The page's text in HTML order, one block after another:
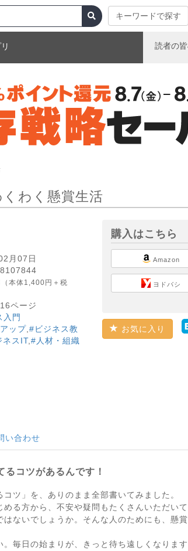
キーワードで探す
読者の
わく懸賞生活
月07日
（本体1,400円＋税
ページ
入門
ップ, #ビジネス教
ネスIT, #人材・組織
購入はこちら
Amazon
ヨドバシ
お気に入り
い合わせ
るコツがあるんです！
ツ」を、ありのまま全部書いてみました。
る方から、不安や疑問もたくさんいただい
ないでしょうか。そんな人のためにも、懸
毎日の始まりが、きっと待ち遠しくなりま